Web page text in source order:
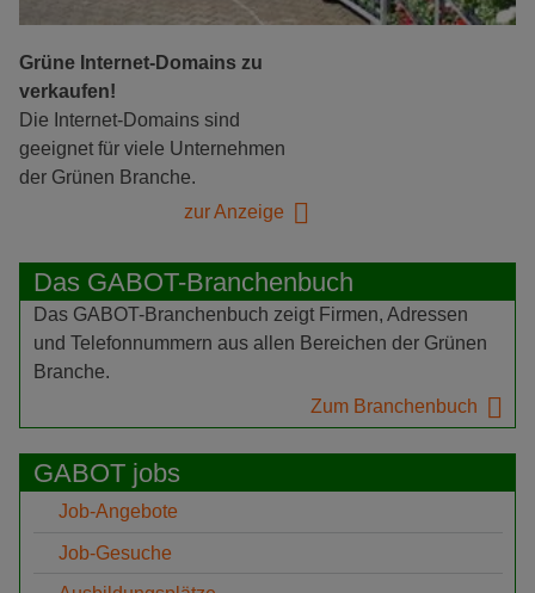
Grüne Internet-Domains zu
verkaufen!
Die Internet-Domains sind
geeignet für viele Unternehmen
der Grünen Branche.
zur Anzeige
Das GABOT-Branchenbuch
Das GABOT-Branchenbuch zeigt Firmen, Adressen
und Telefonnummern aus allen Bereichen der Grünen
Branche.
Zum Branchenbuch
GABOT jobs
Job-Angebote
Job-Gesuche